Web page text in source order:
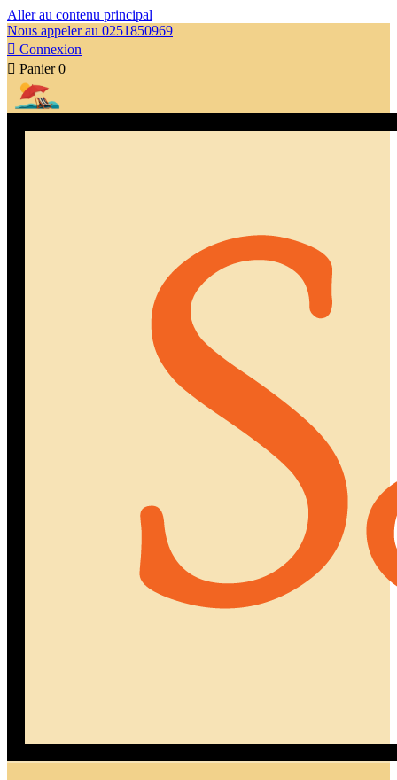
Aller au contenu principal
Nous appeler au 0251850969
 Connexion
 Panier 0